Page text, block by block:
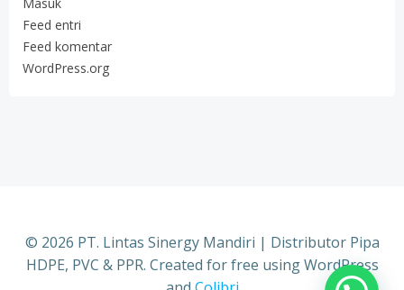
Feed entri
Feed komentar
WordPress.org
© 2026 PT. Lintas Sinergy Mandiri | Distributor Pipa
HDPE, PVC & PPR. Created for free using WordPress